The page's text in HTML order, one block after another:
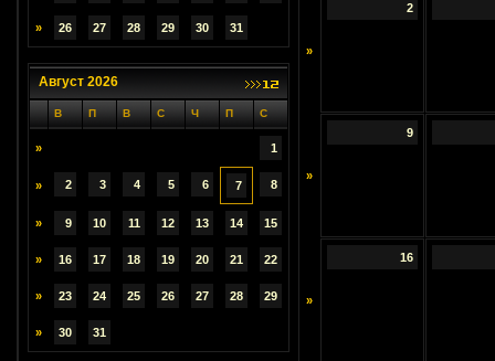
» 26 27 28 29 30 31
Август 2026
В П В С Ч П С
» 1
» 2 3 4 5 6 7 8
» 9 10 11 12 13 14 15
» 16 17 18 19 20 21 22
» 23 24 25 26 27 28 29
» 30 31
»
2
»
9
»
16